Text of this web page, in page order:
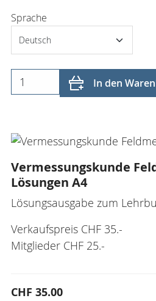
Sprache
In den
Vermessungskunde
Lösungen A4
Lösungsausgabe zum
Verkaufspreis CHF 35.-
Mitglieder CHF 25.-
CHF 35.00